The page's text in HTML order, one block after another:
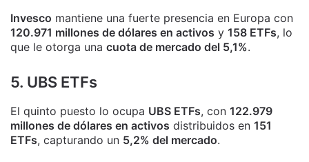
Invesco mantiene una fuerte presencia en Europa con
120.971 millones de dólares en activos y 158 ETFs, lo
que le otorga una cuota de mercado del 5,1%.
5. UBS ETFs
El quinto puesto lo ocupa UBS ETFs, con 122.979
millones de dólares en activos distribuidos en 151
ETFs, capturando un 5,2% del mercado.